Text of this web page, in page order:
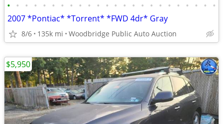
• • • • • • • • • • • • • • • • • • • • • • • •
2007 *Pontiac* *Torrent* *FWD 4dr* Gray
8/6 135k mi Woodbridge Public Auto Auction
$5,950